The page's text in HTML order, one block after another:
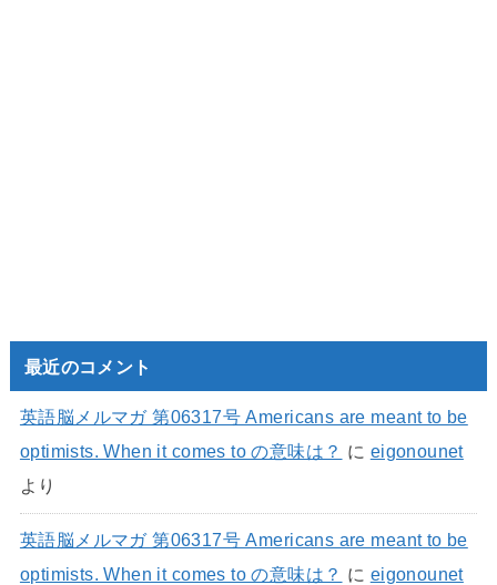
最近のコメント
英語脳メルマガ 第06317号 Americans are meant to be
optimists. When it comes to の意味は？ に eigonounet
より
英語脳メルマガ 第06317号 Americans are meant to be
optimists. When it comes to の意味は？ に eigonounet